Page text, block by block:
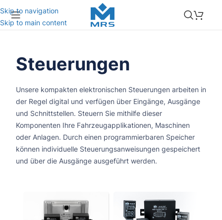
Skip to navigation
Skip to main content
Steuerungen
Unsere kompakten elektronischen Steuerungen arbeiten in
der Regel digital und verfügen über Eingänge, Ausgänge
und Schnittstellen. Steuern Sie mithilfe dieser
Komponenten Ihre Fahrzeugapplikationen, Maschinen
oder Anlagen. Durch einen programmierbaren Speicher
können individuelle Steuerungsanweisungen gespeichert
und über die Ausgänge ausgeführt werden.